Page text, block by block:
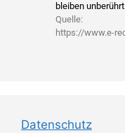
bleiben
Quelle:
https://www.e-
Datenschutz